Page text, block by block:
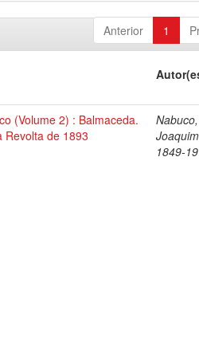
Anterior 1
(Volume 2) : Balmaceda.
Revolta de 1893
Nabuco,
1849-